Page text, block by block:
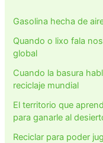
Gasolina hecha de
Quando o lixo fala
global
Cuando la basura
reciclaje mundial
El territorio que
para ganarle al
Reciclar para poder